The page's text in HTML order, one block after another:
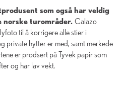
som også har veldig
turområder. Calazo
til å korrigere alle stier i
private hytter er med, samt merkede
er prodsert på Tyvek papir som
og har lav vekt.